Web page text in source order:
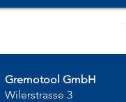
Gremotool GmbH
Wilerstrasse 3